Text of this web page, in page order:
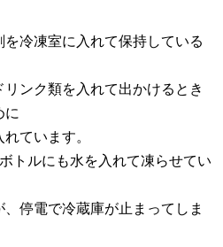
冷凍室に入れて保持している
ンク類を入れて出かけるとき
に
ています。
トルにも水を入れて凍らせてい
停電で冷蔵庫が止まってしま